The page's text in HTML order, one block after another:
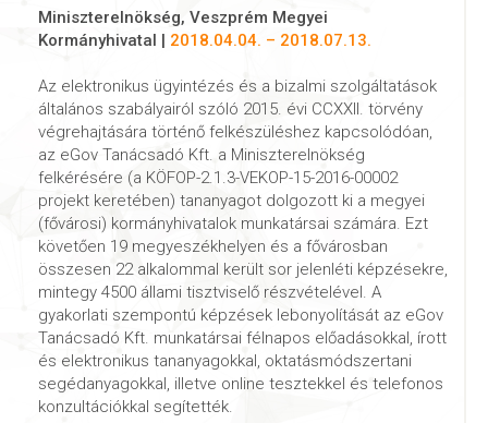
Miniszterelnökség, Veszprém Megyei
Kormányhivatal | 2018.04.04. – 2018.07.13.
Az elektronikus ügyintézés és a bizalmi szolgáltatások
általános szabályairól szóló 2015. évi CCXXII. törvény
végrehajtására történő felkészüléshez kapcsolódóan,
az eGov Tanácsadó Kft. a Miniszterelnökség
felkérésére (a KÖFOP-2.1.3-VEKOP-15-2016-00002
projekt keretében) tananyagot dolgozott ki a megyei
(fővárosi) kormányhivatalok munkatársai számára. Ezt
követően 19 megyeszékhelyen és a fővárosban
összesen 22 alkalommal került sor jelenléti képzésekre,
mintegy 4500 állami tisztviselő részvételével. A
gyakorlati szempontú képzések lebonyolítását az eGov
Tanácsadó Kft. munkatársai félnapos előadásokkal, írott
és elektronikus tananyagokkal, oktatásmódszertani
segédanyagokkal, illetve online tesztekkel és telefonos
konzultációkkal segítették.